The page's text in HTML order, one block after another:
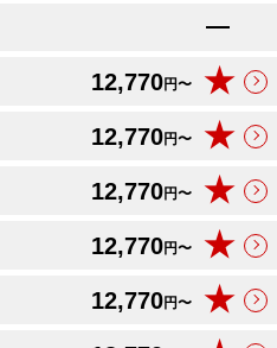
12,770円〜 ★
12,770円〜 ★
12,770円〜 ★
12,770円〜 ★
12,770円〜 ★